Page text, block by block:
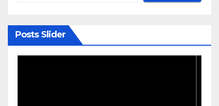
Posts Slider